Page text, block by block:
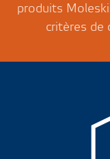
produits
critères de